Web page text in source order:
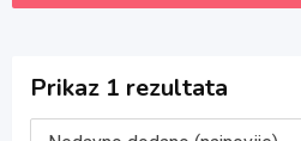
Prikaz 1 rezultata